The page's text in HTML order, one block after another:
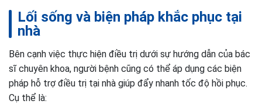
Lối sống và biện pháp khắc phục tại
nhà
Bên cạnh việc thực hiện điều trị dưới sự hướng dẫn của bác
sĩ chuyên khoa, người bệnh cũng có thể áp dụng các biện
pháp hỗ trợ điều trị tại nhà giúp đẩy nhanh tốc độ hồi phục.
Cụ thể là: